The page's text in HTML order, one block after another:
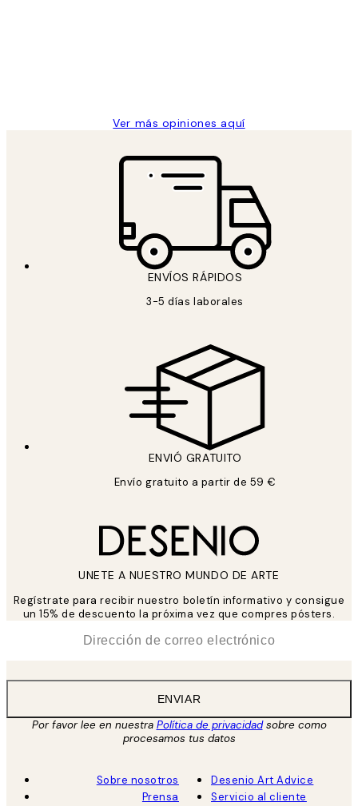
Ver más opiniones aquí
ENVÍOS RÁPIDOS
3-5 días laborales
ENVIÓ GRATUITO
Envío gratuito a partir de 59 €
UNETE A NUESTRO MUNDO DE ARTE
Regístrate para recibir nuestro boletín informativo y consigue
un 15% de descuento la próxima vez que compres pósters.
ENVIAR
Por favor lee en nuestra Política de privacidadsobre como
procesamos tus datos
Sobre nosotros
Prensa
Desenio Art Advice
Servicio al cliente